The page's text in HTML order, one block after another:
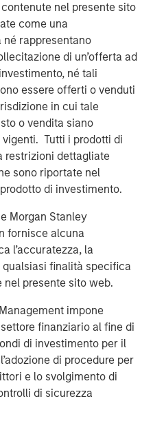
nel presente sito
come una
rappresentano
di un’offerta ad
né tali
essere offerti o venduti
in cui tale
o vendita siano
Tutti i prodotti di
restrizioni dettagliate
sono riportate nel
di investimento.
Morgan Stanley
fornisce alcuna
l’accuratezza, la
qualsiasi finalità specifica
presente sito web.
impone
finanziario al fine di
di investimento per il
di procedure per
e lo svolgimento di
di sicurezza
with companies. Second,
economy by creating
goods providers,
and earnings.
impacts
services sub-sector has
this overarching
of capital dynamics at
(AI) race continues at full
or secular global
companies likely
balance sheets.
spending is significant—
provide materials for new
power and cooling
to the technology sector.
are also expected to
back half of 2025, on
and economic